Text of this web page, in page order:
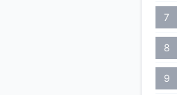
7
8
9